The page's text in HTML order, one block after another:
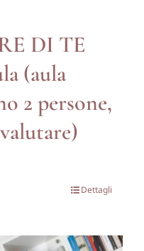
DI TE
(aula
2 persone,
Dettagli